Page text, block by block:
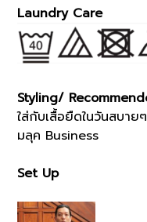
Laundry Care
Styling/
ใส่กับเสื้อยืดในวันสบาย
มลุค Business
Set Up